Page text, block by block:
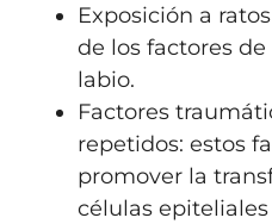
Exposición a
de los factores
labio.
Factores
repetidos: estos
promover la
células